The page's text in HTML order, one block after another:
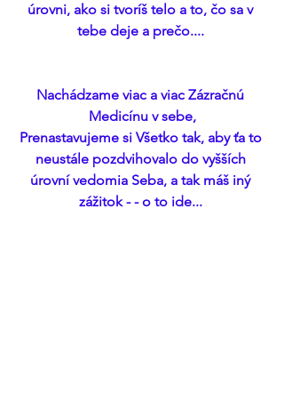
úrovni, ako si tvoríš telo a to, čo sa v
tebe deje a prečo....
Nachádzame viac a viac Zázračnú
Medicínu v sebe,
Prenastavujeme si Všetko tak, aby ťa to
neustále pozdvihovalo do vyšších
úrovní vedomia Seba, a tak máš iný
zážitok - - o to ide...